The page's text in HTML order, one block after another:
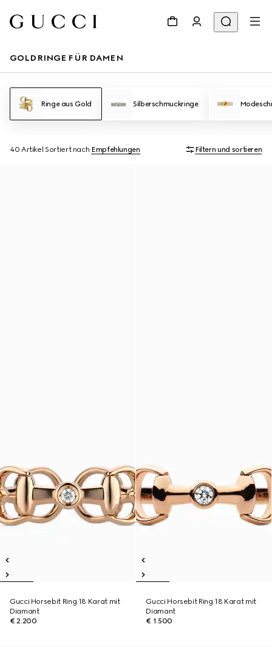
GOLDRINGE FÜR DAMEN
Ringe aus Gold Silberschmuckringe
40 Artikel Sortiert nach Empfehlungen Filtern und sortieren
Gucci Horsebit Ring 18 Karat mit
Diamant
€ 2.200
Gucci Horsebit Ring 18 Karat mit
Diamant
€ 1.500